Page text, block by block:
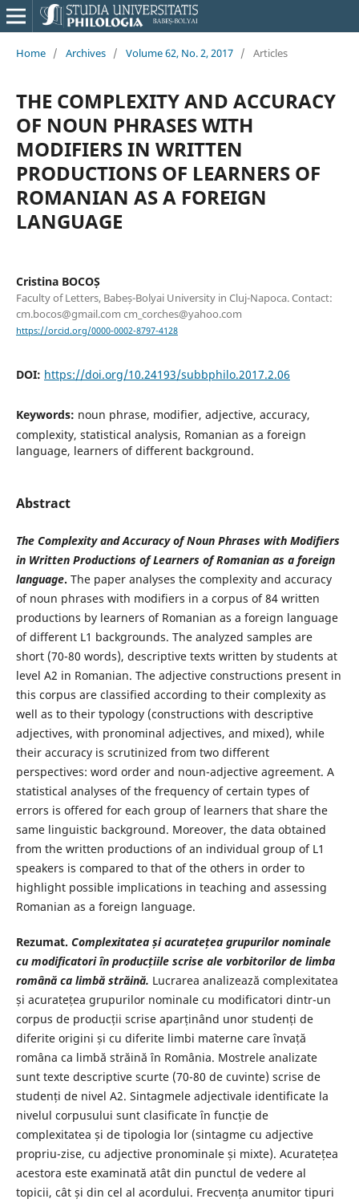
Home / Archives / Volume 62, No. 2, 2017 / Articles
THE COMPLEXITY AND ACCURACY
OF NOUN PHRASES WITH
MODIFIERS IN WRITTEN
PRODUCTIONS OF LEARNERS OF
ROMANIAN AS A FOREIGN
LANGUAGE
Cristina BOCOȘ
Faculty of Letters, Babeș-Bolyai University in Cluj-Napoca. Contact:
cm.bocos@gmail.com cm_corches@yahoo.com
https://orcid.org/0000-0002-8797-4128
DOI: https://doi.org/10.24193/subbphilo.2017.2.06
Keywords: noun phrase, modifier, adjective, accuracy,
complexity, statistical analysis, Romanian as a foreign
language, learners of different background.
Abstract
The Complexity and Accuracy of Noun Phrases with Modifiers
in Written Productions of Learners of Romanian as a foreign
language. The paper analyses the complexity and accuracy
of noun phrases with modifiers in a corpus of 84 written
productions by learners of Romanian as a foreign language
of different L1 backgrounds. The analyzed samples are
short (70-80 words), descriptive texts written by students at
level A2 in Romanian. The adjective constructions present in
this corpus are classified according to their complexity as
well as to their typology (constructions with descriptive
adjectives, with pronominal adjectives, and mixed), while
their accuracy is scrutinized from two different
perspectives: word order and noun-adjective agreement. A
statistical analyses of the frequency of certain types of
errors is offered for each group of learners that share the
same linguistic background. Moreover, the data obtained
from the written productions of an individual group of L1
speakers is compared to that of the others in order to
highlight possible implications in teaching and assessing
Romanian as a foreign language.
Rezumat. Complexitatea și acuratețea grupurilor nominale
cu modificatori în producțiile scrise ale vorbitorilor de limba
română ca limbă străină. Lucrarea analizează complexitatea
și acuratețea grupurilor nominale cu modificatori dintr-un
corpus de producții scrise aparținând unor studenți de
diferite origini și cu diferite limbi materne care învață
româna ca limbă străină în România. Mostrele analizate
sunt texte descriptive scurte (70-80 de cuvinte) scrise de
studenți de nivel A2. Sintagmele adjectivale identificate la
nivelul corpusului sunt clasificate în funcție de
complexitatea și de tipologia lor (sintagme cu adjective
propriu-zise, cu adjective pronominale și mixte). Acuratețea
acestora este examinată atât din punctul de vedere al
topicii, cât și din cel al acordului. Frecvența anumitor tipuri